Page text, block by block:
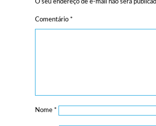
O seu endereço de e-mail não será
Comentário *
Nome *